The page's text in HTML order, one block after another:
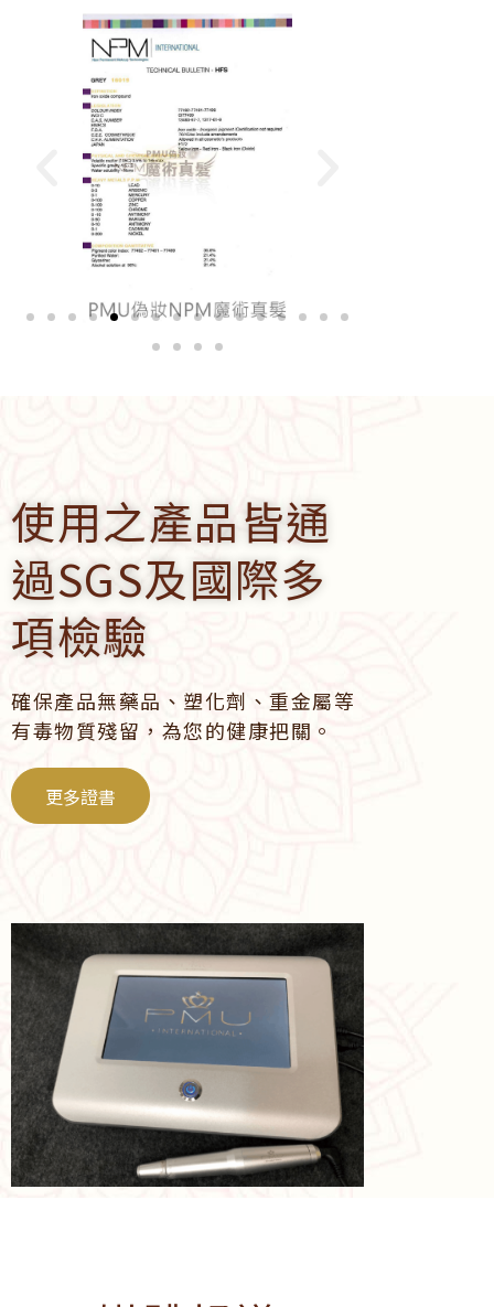
使用之產品皆通
過SGS及國際多
項檢驗
確保產品無藥品、塑化劑、重金屬等
有毒物質殘留，為您的健康把關。
更多證書